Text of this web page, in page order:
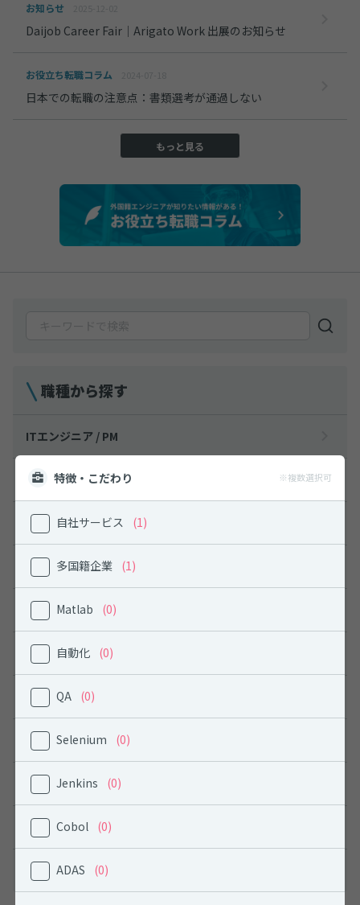
特徴・こだわり ※複数選択可
自社サービス (1)
多国籍企業 (1)
Matlab (0)
自動化 (0)
QA (0)
Selenium (0)
Jenkins (0)
Cobol (0)
ADAS (0)
職種から探す
ITエンジニア / PM
機械エンジニア / PM
電気エンジニア / PM
建築 / 土木エンジニア
PM (上記以外)
営業
マーケティング(Webマーケティングも含む)
クリエティブ職／デザイナー
カスタマーサポート
通訳
その他
お知らせ
Daijob Career Fair｜Arigato Work 出展のお知らせ
お役立ち転職コラム
日本での転職の注意点：書類選考が通過しない
もっと見る